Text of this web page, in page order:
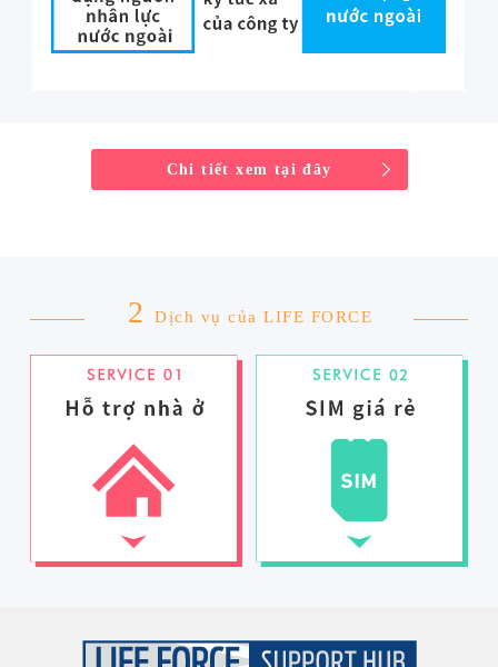
Chi tiết xem tại đây
2 Dịch vụ của LIFE FORCE